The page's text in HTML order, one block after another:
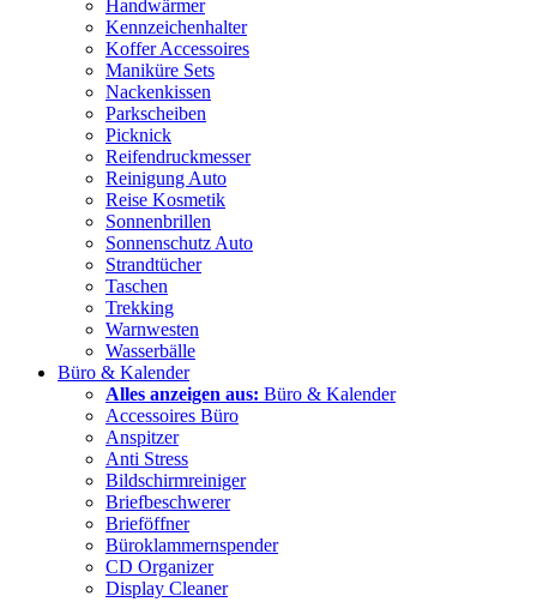
Handwärmer
Kennzeichenhalter
Koffer Accessoires
Maniküre Sets
Nackenkissen
Parkscheiben
Picknick
Reifendruckmesser
Reinigung Auto
Reise Kosmetik
Sonnenbrillen
Sonnenschutz Auto
Strandtücher
Taschen
Trekking
Warnwesten
Wasserbälle
Büro & Kalender
Alles anzeigen aus: Büro & Kalender
Accessoires Büro
Anspitzer
Anti Stress
Bildschirmreiniger
Briefbeschwerer
Brieföffner
Büroklammernspender
CD Organizer
Display Cleaner